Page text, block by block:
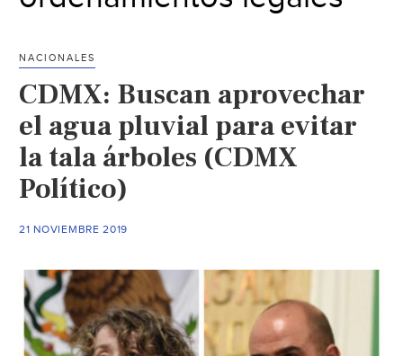
NACIONALES
CDMX: Buscan aprovechar
el agua pluvial para evitar
la tala árboles (CDMX
Político)
21 NOVIEMBRE 2019